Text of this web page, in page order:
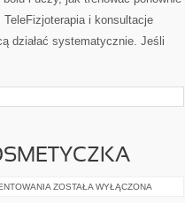
i konsultacje
działać systematycznie. Jeśli
ZERO
ZOSTAŁA WYŁĄCZONA